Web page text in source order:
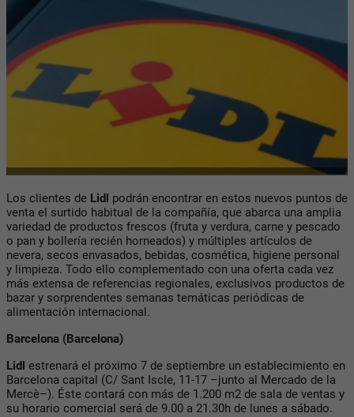
Los clientes de Lidl podrán encontrar en estos nuevos puntos de
venta el surtido habitual de la compañía, que abarca una amplia
variedad de productos frescos (fruta y verdura, carne y pescado
o pan y bollería recién horneados) y múltiples artículos de
nevera, secos envasados, bebidas, cosmética, higiene personal
y limpieza. Todo ello complementado con una oferta cada vez
más extensa de referencias regionales, exclusivos productos de
bazar y sorprendentes semanas temáticas periódicas de
alimentación internacional.
Barcelona (Barcelona)
Lidl estrenará el próximo 7 de septiembre un establecimiento en
Barcelona capital (C/ Sant Iscle, 11-17 –junto al Mercado de la
Mercè–). Éste contará con más de 1.200 m2 de sala de ventas y
su horario comercial será de 9.00 a 21.30h de lunes a sábado.